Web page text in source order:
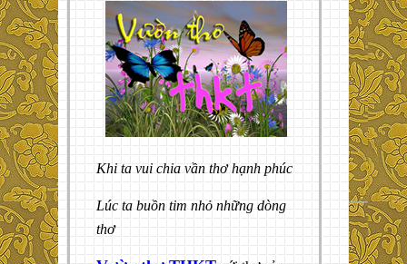
Khi ta vui chia vần thơ hạnh phúc
Lúc ta buồn tim nhỏ những dòng
thơ